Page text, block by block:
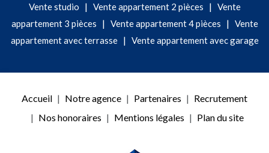
Vente studio | Vente appartement 2 pièces | Vente
appartement 3 pièces
| Vente appartement 4 pièces | Vente
appartement avec terrasse| Vente appartement avec garage
Accueil Notre agence Partenaires
Recrutement
Nos honoraires
Mentions légales Plan du site